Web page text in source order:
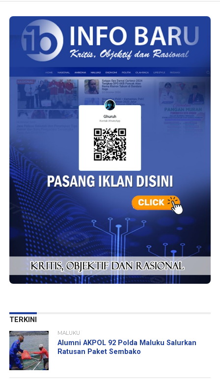
TERKINI
MALUKU
Alumni AKPOL 92 Polda Maluku Salurkan
Ratusan Paket Sembako